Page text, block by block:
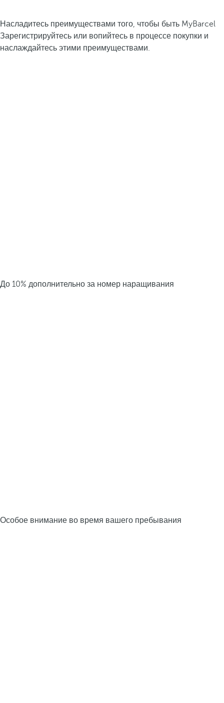
Насладитесь преимуществами того, чтобы быть MyBarcel
Зарегистрируйтесь или вопийтесь в процессе покупки и
наслаждайтесь этими преимуществами.
До 10% дополнительно за номер наращивания
Особое внимание во время вашего пребывания